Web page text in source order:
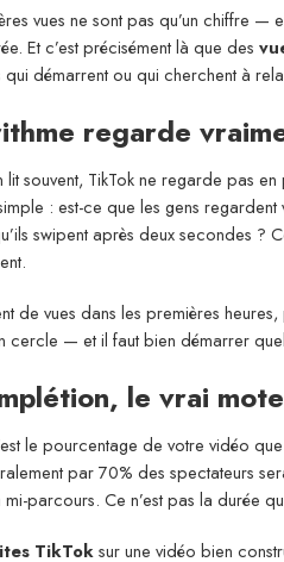
vues ne sont pas qu’un chiffre —
Et c’est précisément là que des
démarrent ou qui cherchent à
regarde
lit souvent, TikTok ne regarde pas
: est-ce que les gens
swipent après deux secondes ?
de vues dans les premières
cercle — et il faut bien démarrer
le vrai
le pourcentage de votre vidéo
par 70% des spectateurs
parcours. Ce n’est pas la durée
TikToksur une vidéo bien